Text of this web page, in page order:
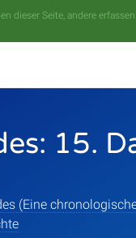
dieser Seite, andere
15.
(Eine